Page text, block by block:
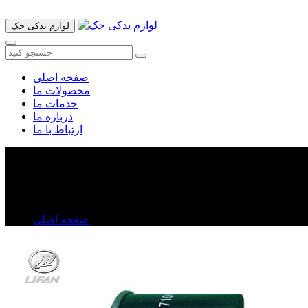
لوازم یدکی جک
صفحه اصلی
محصولات ما
خدمات ما
درباره ما
ارتباط با ما
صفحه اصلی